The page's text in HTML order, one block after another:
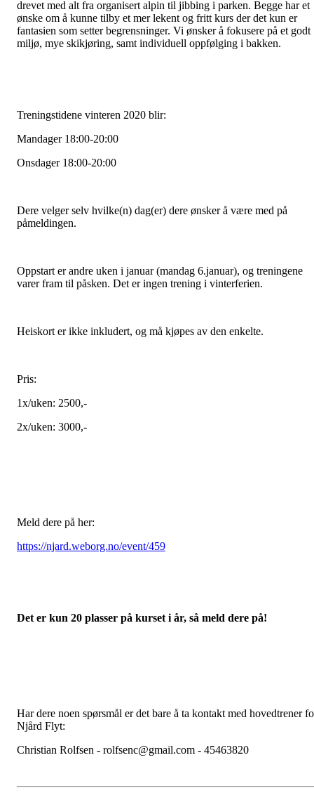
drevet med alt fra organisert alpin til jibbing i parken. Begge har et
ønske om å kunne tilby et mer lekent og fritt kurs der det kun er
fantasien som setter begrensninger. Vi ønsker å fokusere på et godt
miljø, mye skikjøring, samt individuell oppfølging i bakken.
Treningstidene vinteren 2020 blir:
Mandager 18:00-20:00
Onsdager 18:00-20:00
Dere velger selv hvilke(n) dag(er) dere ønsker å være med på
påmeldingen.
Oppstart er andre uken i januar (mandag 6.januar), og treningene
varer fram til påsken. Det er ingen trening i vinterferien.
Heiskort er ikke inkludert, og må kjøpes av den enkelte.
Pris:
1x/uken: 2500,-
2x/uken: 3000,-
Meld dere på her:
https://njard.weborg.no/event/459
Det er kun 20 plasser på kurset i år, så meld dere på!
Har dere noen spørsmål er det bare å ta kontakt med hovedtrener
Njård Flyt:
Christian Rolfsen - rolfsenc@gmail.com - 45463820